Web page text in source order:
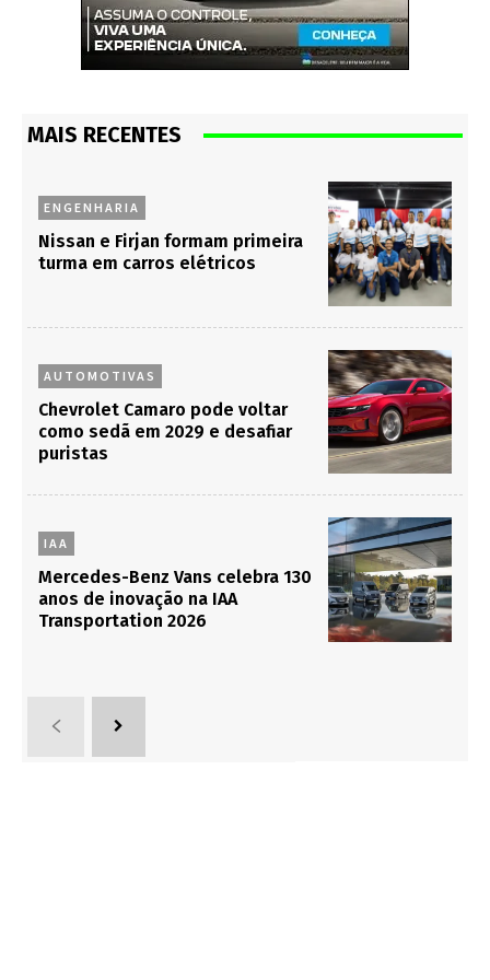
MAIS RECENTES
ENGENHARIA
Nissan e Firjan formam primeira
turma em carros elétricos
AUTOMOTIVAS
Chevrolet Camaro pode voltar
como sedã em 2029 e desafiar
puristas
IAA
Mercedes-Benz Vans celebra 130
anos de inovação na IAA
Transportation 2026